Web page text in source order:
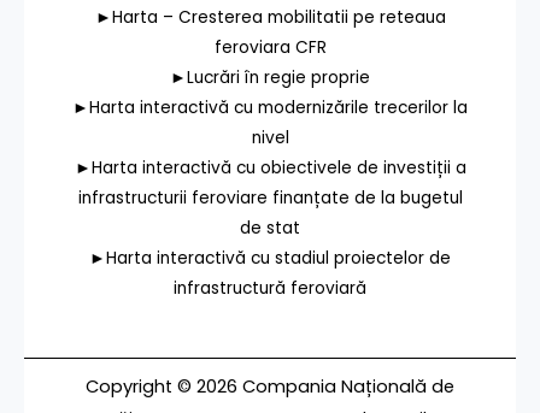
►Harta – Cresterea mobilitatii pe reteaua
feroviara CFR
►Lucrări în regie proprie
►Harta interactivă cu modernizările trecerilor la
nivel
►Harta interactivă cu obiectivele de investiții a
infrastructurii feroviare finanțate de la bugetul
de stat
►Harta interactivă cu stadiul proiectelor de
infrastructură feroviară
Copyright © 2026 Compania Națională de